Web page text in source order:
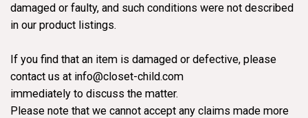
damaged or faulty, and such conditions were not described
in our product listings.
If you find that an item is damaged or defective, please
contact us at info@closet-child.com
immediately to discuss the matter.
Please note that we cannot accept any claims made more